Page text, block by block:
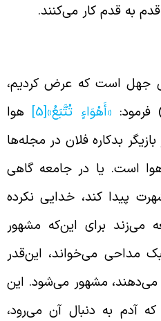
به قدم کار می‌کنند.
است که عرض کردیم،
«أَهْوَاءٍ تُتَّبَعُ»[5]
هوا
بدکاره فلان در مجله‌ها
است. یا در جامعه گاهی
پیدا کند، خدایی نکرده
برای این‌که مشهور
می‌خواند، این‌قدر
مشهور می‌شود. این
آدم به دنبال آن می‌رود،